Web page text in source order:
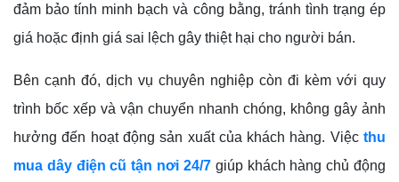
đảm bảo tính minh bạch và công bằng, tránh tình trạng ép
giá hoặc định giá sai lệch gây thiệt hại cho người bán.
Bên cạnh đó, dịch vụ chuyên nghiệp còn đi kèm với quy
trình bốc xếp và vận chuyển nhanh chóng, không gây ảnh
hưởng đến hoạt động sản xuất của khách hàng. Việc thu
mua dây điện cũ tận nơi 24/7giúp khách hàng chủ động